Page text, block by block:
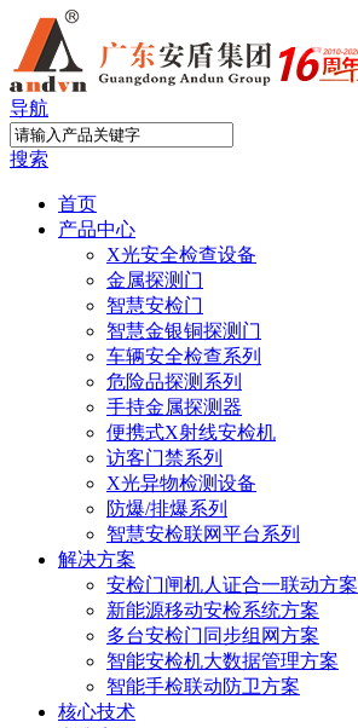
导航
搜索
首页
产品中心
X光安全检查设备
金属探测门
智慧安检门
智慧金银铜探测门
车辆安全检查系列
危险品探测系列
手持金属探测器
便携式X射线安检机
访客门禁系列
X光异物检测设备
防爆/排爆系列
智慧安检联网平台系列
解决方案
安检门闸机人证合一联动方案
新能源移动安检系统方案
多台安检门同步组网方案
智能安检机大数据管理方案
智能手检联动防卫方案
核心技术